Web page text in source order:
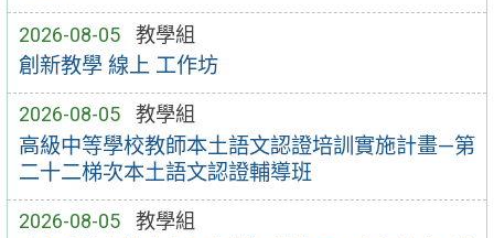
2026-08-05 教學組
創新教學 線上 工作坊
2026-08-05 教學組
高級中等學校教師本土語文認證培訓實施計畫—第
二十二梯次本土語文認證輔導班
2026-08-05 教學組